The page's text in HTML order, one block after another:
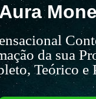
Aura
da sua
Teórico e